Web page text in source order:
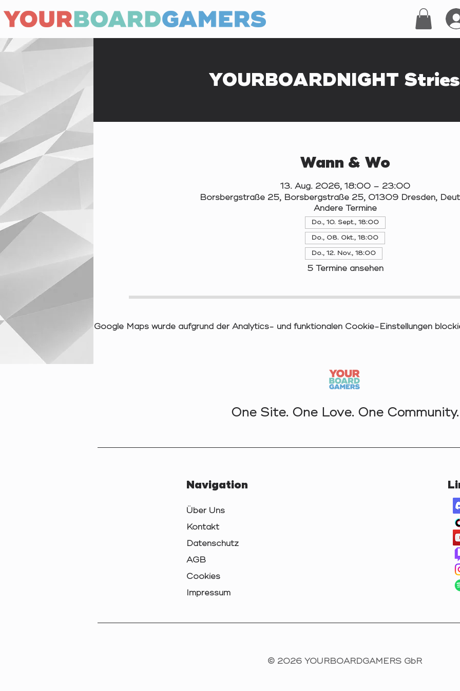
YOURBOARDNIGHT
Wann & Wo
13. Aug. 2026, 18:00 – 23:00
Borsbergstraße 25, Borsbergstraße 25, 01309 Dresden,
Andere Termine
Do., 10. Sept., 18:00
Do., 08. Okt., 18:00
Do., 12. Nov., 18:00
5 Termine ansehen
Google Maps wurde aufgrund der Analytics- und funktionalen Cookie-Einstellungen
One Site. One Love. One Community.
Navigation
Über Uns
Kontakt
Datenschutz
AGB
Cookies
Impressum
© 2026 YOURBOARDGAMERS GbR